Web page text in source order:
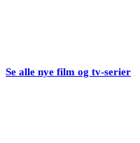
Se alle nye film og tv-serier